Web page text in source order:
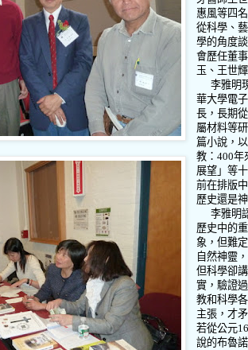
惠風等四
從科學、
學的角度
會歷任董
玉、王世
李雅明
華大學電
長，長期
屬材料等
篇小說，
教：400年
展望」等
前在排版
歷史還是
李雅明
歷史中的
象，但難
自然神靈
但科學卻
實，驗證
教和科學
主張，才
若從公元
說的布魯諾